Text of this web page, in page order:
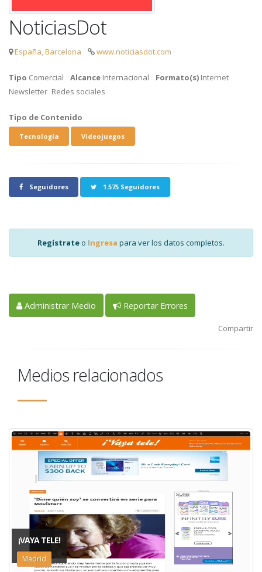
NoticiasDot
España, Barcelona www.noticiasdot.com
Tipo Comercial Alcance Internacional Formato(s) Internet
Newsletter Redes sociales
Tipo de Contenido
Tecnología Videojuegos
Seguidores 1.575 Seguidores
Regístrate o Ingresa para ver los datos completos.
Administrar Medio Reportar Errores
Compartir
Medios relacionados
¡VAYA TELE!
Madrid